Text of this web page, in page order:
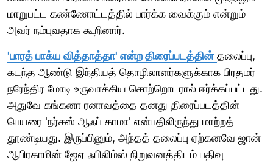
மாறுபட்ட கண்ணோட்டத்தில் பார்க்க வைக்கும் என்றும்
அவர் நம்புவதாக கூறினார்.
'பாரத் பாக்ய வித்தாத்தா' என்ற திரைப்படத்தின் தலைப்பு,
கடந்த ஆண்டு இந்தியத் தொழிலாளர்களுக்காக பிரதமர்
நரேந்திர மோடி உருவாக்கிய சொற்றொடரால் ஈர்க்கப்பட்டது.
அதுவே கங்கனா ரனாவத்தை தனது திரைப்படத்தின்
பெயரை 'நர்சஸ் ஆஃப் காமா' என்பதிலிருந்து மாற்றத்
தூண்டியது. இருப்பினும், அந்தத் தலைப்பு ஏற்கனவே ஜான்
ஆபிரகாமின் ஜேஏ ஃபிலிம்ஸ் நிறுவனத்திடம் பதிவு